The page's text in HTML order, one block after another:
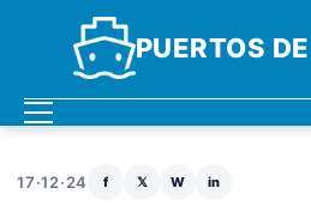
PUERTOS
17·12·24 f 𝕏 W in